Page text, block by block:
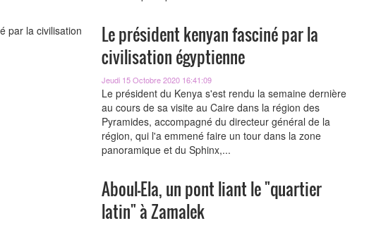
Le président kenyan fasciné par la
civilisation égyptienne
Jeudi 15 Octobre 2020 16:41:09
Le président du Kenya s'est rendu la semaine dernière
au cours de sa visite au Caire dans la région des
Pyramides, accompagné du directeur général de la
région, qui l'a emmené faire un tour dans la zone
panoramique et du Sphinx,...
Aboul-Ela, un pont liant le "quartier
latin" à Zamalek